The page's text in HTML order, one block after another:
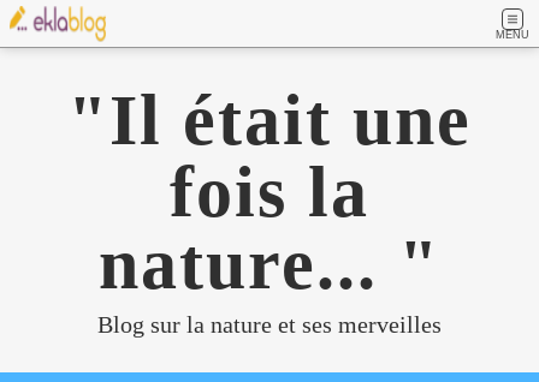
MENU
"Il était une
fois la
nature... "
Blog sur la nature et ses merveilles